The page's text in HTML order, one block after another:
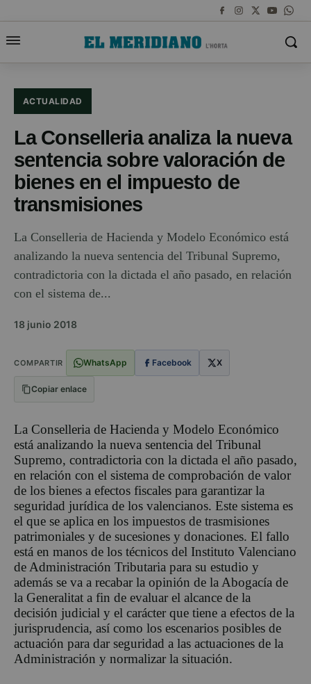
ACTUALIDAD
La Conselleria analiza la nueva
sentencia sobre valoración de
bienes en el impuesto de
transmisiones
La Conselleria de Hacienda y Modelo Económico está
analizando la nueva sentencia del Tribunal Supremo,
contradictoria con la dictada el año pasado, en relación
con el sistema de...
18 junio 2018
COMPARTIR WhatsApp Facebook X
Copiar enlace
La Conselleria de Hacienda y Modelo Económico
está analizando la nueva sentencia del Tribunal
Supremo, contradictoria con la dictada el año pasado,
en relación con el sistema de comprobación de valor
de los bienes a efectos fiscales para garantizar la
seguridad jurídica de los valencianos. Este sistema es
el que se aplica en los impuestos de trasmisiones
patrimoniales y de sucesiones y donaciones. El fallo
está en manos de los técnicos del Instituto Valenciano
de Administración Tributaria para su estudio y
además se va a recabar la opinión de la Abogacía de
la Generalitat a fin de evaluar el alcance de la
decisión judicial y el carácter que tiene a efectos de la
jurisprudencia, así como los escenarios posibles de
actuación para dar seguridad a las actuaciones de la
Administración y normalizar la situación.